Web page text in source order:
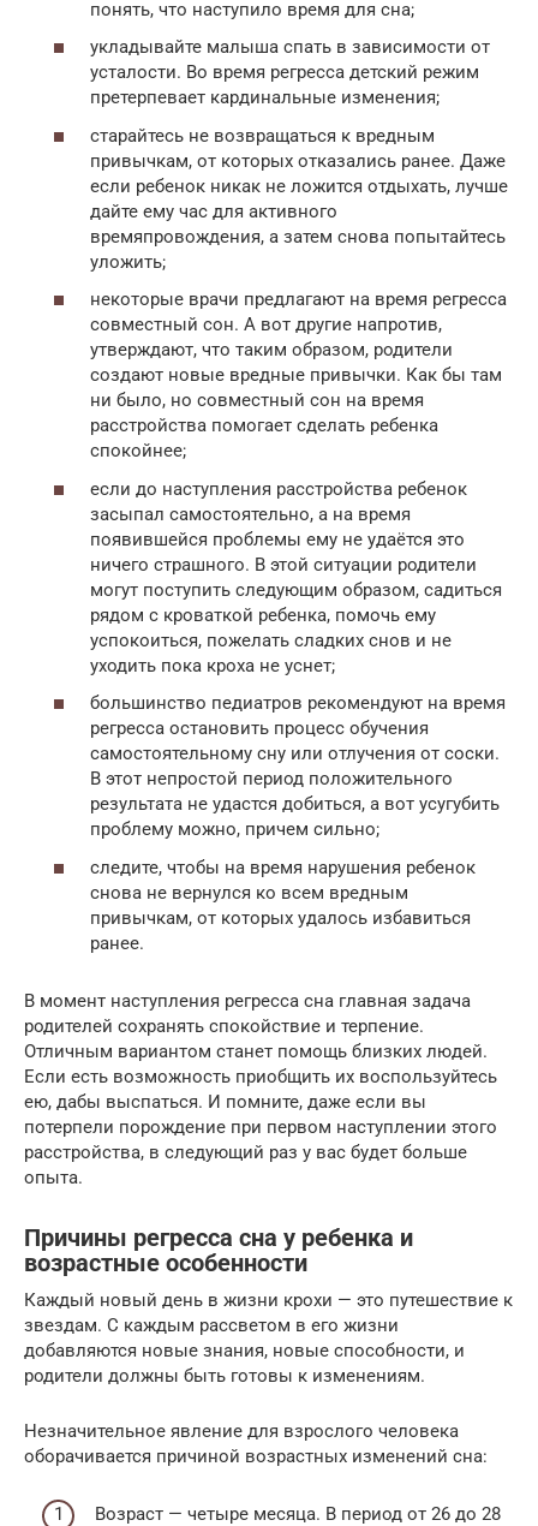
понять, что наступило время для сна;
укладывайте малыша спать в зависимости от
усталости. Во время регресса детский режим
претерпевает кардинальные изменения;
старайтесь не возвращаться к вредным
привычкам, от которых отказались ранее. Даже
если ребенок никак не ложится отдыхать, лучше
дайте ему час для активного
времяпровождения, а затем снова попытайтесь
уложить;
некоторые врачи предлагают на время регресса
совместный сон. А вот другие напротив,
утверждают, что таким образом, родители
создают новые вредные привычки. Как бы там
ни было, но совместный сон на время
расстройства помогает сделать ребенка
спокойнее;
если до наступления расстройства ребенок
засыпал самостоятельно, а на время
появившейся проблемы ему не удаётся это
ничего страшного. В этой ситуации родители
могут поступить следующим образом, садиться
рядом с кроваткой ребенка, помочь ему
успокоиться, пожелать сладких снов и не
уходить пока кроха не уснет;
большинство педиатров рекомендуют на время
регресса остановить процесс обучения
самостоятельному сну или отлучения от соски.
В этот непростой период положительного
результата не удастся добиться, а вот усугубить
проблему можно, причем сильно;
следите, чтобы на время нарушения ребенок
снова не вернулся ко всем вредным
привычкам, от которых удалось избавиться
ранее.
В момент наступления регресса сна главная задача
родителей сохранять спокойствие и терпение.
Отличным вариантом станет помощь близких людей.
Если есть возможность приобщить их воспользуйтесь
ею, дабы выспаться. И помните, даже если вы
потерпели порождение при первом наступлении этого
расстройства, в следующий раз у вас будет больше
опыта.
Причины регресса сна у ребенка и
возрастные особенности
Каждый новый день в жизни крохи — это путешествие к
звездам. С каждым рассветом в его жизни
добавляются новые знания, новые способности, и
родители должны быть готовы к изменениям.
Незначительное явление для взрослого человека
оборачивается причиной возрастных изменений сна:
Возраст — четыре месяца. В период от 26 до 28